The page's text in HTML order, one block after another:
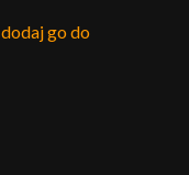
dodaj go do